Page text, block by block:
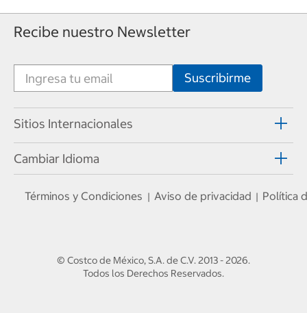
Recibe nuestro Newsletter
Sitios Internacionales
Cambiar Idioma
Términos y Condiciones | Aviso de privacidad | Política
© Costco de México, S.A. de C.V.2013 - 2026.
Todos los Derechos Reservados.